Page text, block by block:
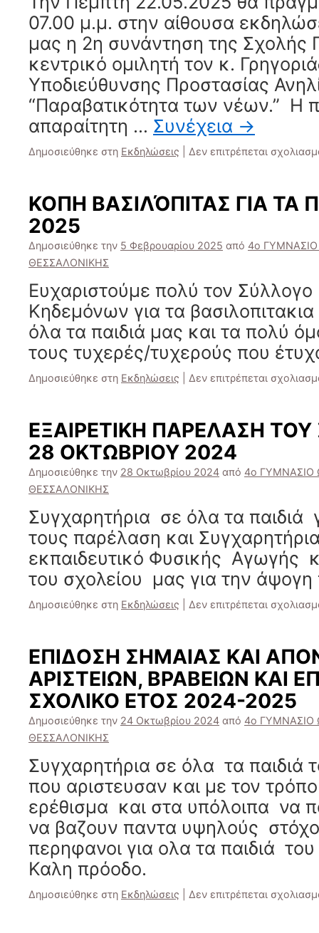
07.00 μ.μ. στην αίθουσα
μας η 2η συνάντηση της Σχολής
κεντρικό ομιλητή τον κ.
Υποδιεύθυνσης Προστασίας
“Παραβατικότητα των νέων.” Η
απαραίτητη … Συνέχεια →
Δημοσιεύθηκε στη Εκδηλώσεις Δεν επιτρέπεται
ΚΟΠΗ ΒΑΣΙΛΌΠΙΤΑΣ ΓΙΑ ΤΑ
2025
Δημοσιεύθηκε την 5 Φεβρουαρίου 2025 από 4ο
ΘΕΣΣΑΛΟΝΙΚΗΣ
Ευχαριστούμε πολύ τον
Κηδεμόνων για τα
όλα τα παιδιά μας και τα πολύ
τους τυχερές/τυχερούς που
Δημοσιεύθηκε στη Εκδηλώσεις Δεν επιτρέπεται
ΕΞΑΙΡΕΤΙΚΗ ΠΑΡΕΛΑΣΗ
28 ΟΚΤΩΒΡΙΟΥ 2024
Δημοσιεύθηκε την 28 Οκτωβρίου 2024 από 4ο ΓΥΜΝΑΣΙΟ
ΘΕΣΣΑΛΟΝΙΚΗΣ
Συγχαρητήρια σε όλα τα παιδιά
τους παρέλαση και
εκπαιδευτικό Φυσικής Αγωγής
του σχολείου μας για την άψογη
Δημοσιεύθηκε στη Εκδηλώσεις Δεν επιτρέπεται
ΕΠΙΔΟΣΗ ΣΗΜΑΙΑΣ ΚΑΙ
ΑΡΙΣΤΕΙΩΝ, ΒΡΑΒΕΙΩΝ ΚΑΙ
ΣΧΟΛΙΚΟ ΕΤΟΣ 2024-2025
Δημοσιεύθηκε την 24 Οκτωβρίου 2024 από 4ο ΓΥΜΝΑΣΙΟ
ΘΕΣΣΑΛΟΝΙΚΗΣ
Συγχαρητήρια σε όλα τα παιδιά
που αριστευσαν και με τον
ερέθισμα και στα υπόλοιπα να
να βαζουν παντα υψηλούς
περηφανοι για ολα τα παιδιά
Καλη πρόοδο.
Δημοσιεύθηκε στη Εκδηλώσεις Δεν επιτρέπεται